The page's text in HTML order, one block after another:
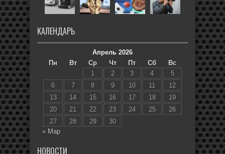
КАЛЕНДАРЬ
Апрель 2026
Пн
Вт Ср Чт Пт Сб
Вс
1
2 3 4
5
6
7 8 9 10 11
12
13
14 15 16 17 18
19
20
21 22 23 24 25
26
27
28 29
30
« Мар
НОВОСТИ